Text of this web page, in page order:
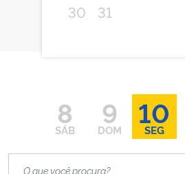
30
31
8
SÁB
9
DOM
10
SEG